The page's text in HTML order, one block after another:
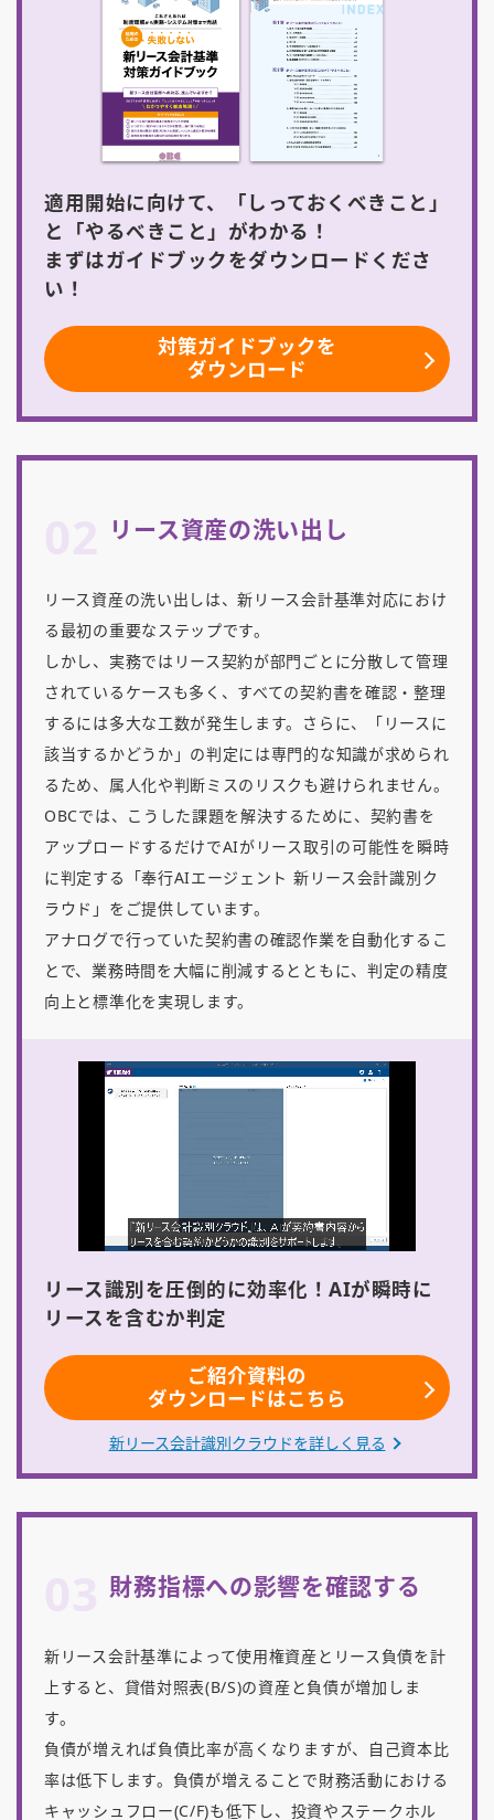
適用開始に向けて、「しっておくべきこと」
と「やるべきこと」がわかる！
まずはガイドブックをダウンロードくださ
い！
対策ガイドブックを
ダウンロード
リース資産の洗い出し
リース資産の洗い出しは、新リース会計基準対応におけ
る最初の重要なステップです。
しかし、実務ではリース契約が部門ごとに分散して管理
されているケースも多く、すべての契約書を確認・整理
するには多大な工数が発生します。さらに、「リースに
該当するかどうか」の判定には専門的な知識が求められ
るため、属人化や判断ミスのリスクも避けられません。
OBCでは、こうした課題を解決するために、契約書を
アップロードするだけでAIがリース取引の可能性を瞬時
に判定する「奉行AIエージェント 新リース会計識別ク
ラウド」をご提供しています。
アナログで行っていた契約書の確認作業を自動化するこ
とで、業務時間を大幅に削減するとともに、判定の精度
向上と標準化を実現します。
リース識別を圧倒的に効率化！AIが瞬時に
リースを含むか判定
ご紹介資料の
ダウンロードはこちら
新リース会計識別クラウドを詳しく見る
財務指標への影響を確認する
新リース会計基準によって使用権資産とリース負債を計
上すると、貸借対照表(B/S)の資産と負債が増加しま
す。
負債が増えれば負債比率が高くなりますが、自己資本比
率は低下します。負債が増えることで財務活動における
キャッシュフロー(C/F)も低下し、投資やステークホル